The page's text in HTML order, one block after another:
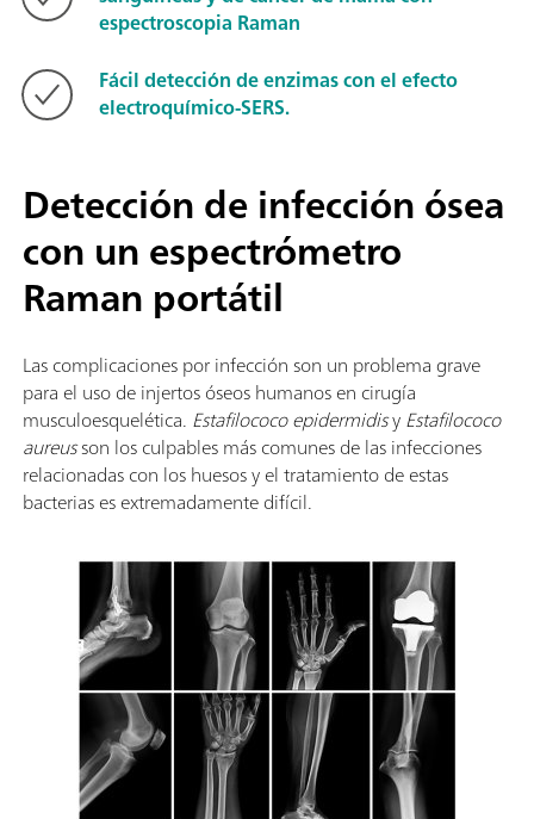
espectroscopia Raman
Fácil detección de enzimas con el efecto
electroquímico-SERS.
Detección de infección ósea
con un espectrómetro
Raman portátil
Las complicaciones por infección son un problema grave
para el uso de injertos óseos humanos en cirugía
musculoesquelética. Estafilococo epidermidisyEstafilococo
aureusson los culpables más comunes de las infecciones
relacionadas con los huesos y el tratamiento de estas
bacterias es extremadamente difícil.